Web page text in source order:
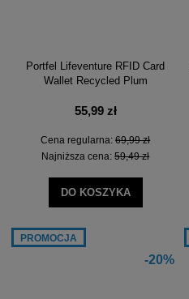
Portfel Lifeventure RFID Card
Wallet Recycled Plum
55,99 zł
Cena regularna:69,99 zł
Najniższa cena:59,49 zł
DO KOSZYKA
-20%
PROMOCJA